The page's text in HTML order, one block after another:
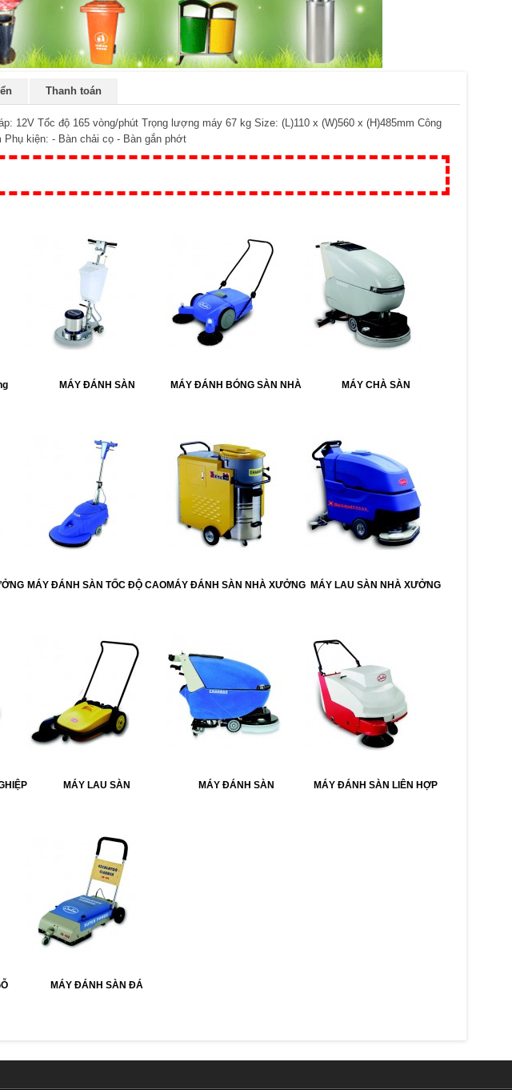
Thanh toán
12V Tốc độ 165 vòng/phút Trọng lượng máy 67 kg Size: (L)110 x (W)560 x (H)485mm Công
kiện: - Bàn chải cọ - Bàn gắn phớt
MÁY ĐÁNH SÀN MÁY ĐÁNH BÓNG SÀN NHÀ MÁY CHÀ SÀN
MÁY ĐÁNH SÀN TỐC ĐỘ CAOMÁY ĐÁNH SÀN NHÀ XƯỞNG MÁY LAU SÀN NHÀ XƯỞNG
MÁY LAU SÀN MÁY ĐÁNH SÀN MÁY ĐÁNH SÀN LIÊN HỢP
MÁY ĐÁNH SÀN ĐÁ